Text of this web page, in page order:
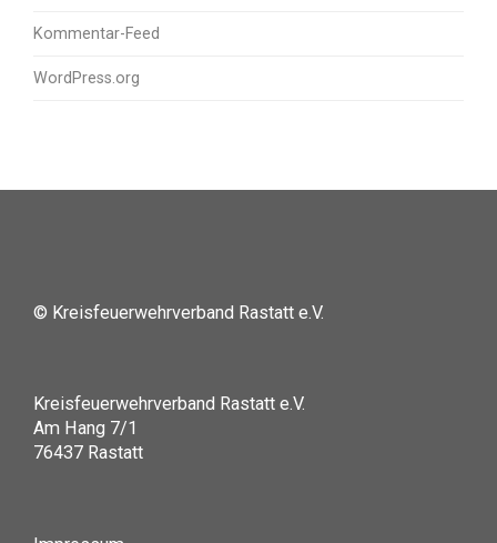
Kommentar-Feed
WordPress.org
© Kreisfeuerwehrverband Rastatt e.V.
Kreisfeuerwehrverband Rastatt e.V.
Am Hang 7/1
76437 Rastatt